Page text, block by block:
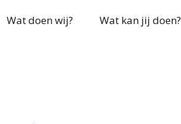
Wat doen wij? Wat kan jij doen?